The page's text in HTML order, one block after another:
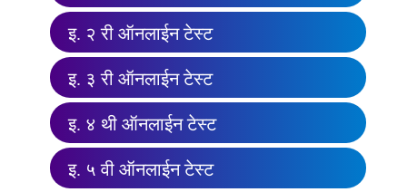
इ. २ री ऑनलाईन टेस्ट
इ. ३ री ऑनलाईन टेस्ट
इ. ४ थी ऑनलाईन टेस्ट
इ. ५ वी ऑनलाईन टेस्ट